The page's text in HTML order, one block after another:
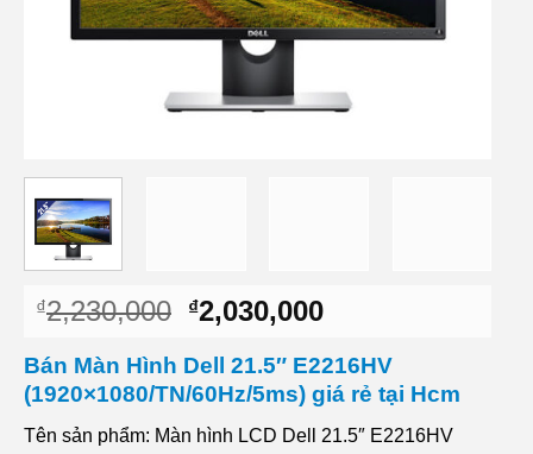
₫2,230,000 Giá
là:
₫2,230,000.
₫2,030,000Giá
tại
là:
₫2,030,000.
Bán Màn Hình Dell 21.5″ E2216HV
(1920×1080/TN/60Hz/5ms) giá rẻ tại Hcm
Tên sản phẩm: Màn hình LCD Dell 21.5″ E2216HV